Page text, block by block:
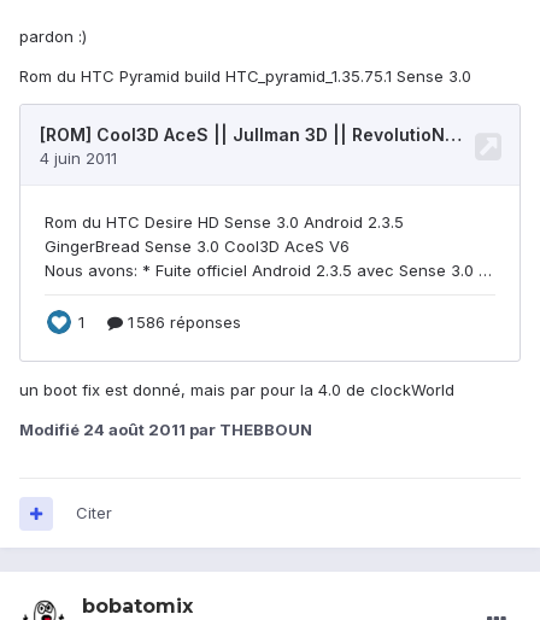
pardon :)
Rom du HTC Pyramid build HTC_pyramid_1.35.75.1 Sense 3.0
un boot fix est donné, mais par pour la 4.0 de clockWorld
Modifié 24 août 2011 par THEBBOUN
Citer
bobatomix